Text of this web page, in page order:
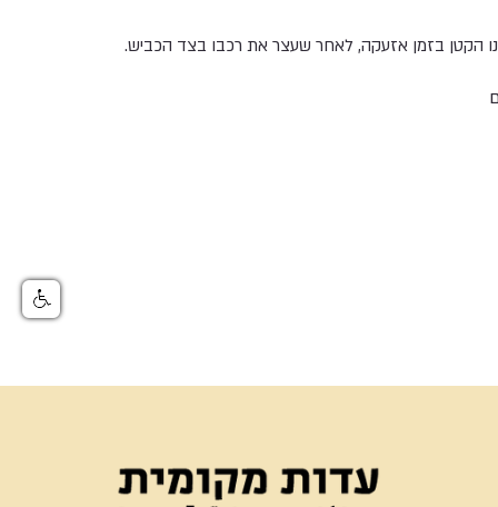
הקטן בזמן אזעקה, לאחר שעצר את רכבו בצד הכביש.